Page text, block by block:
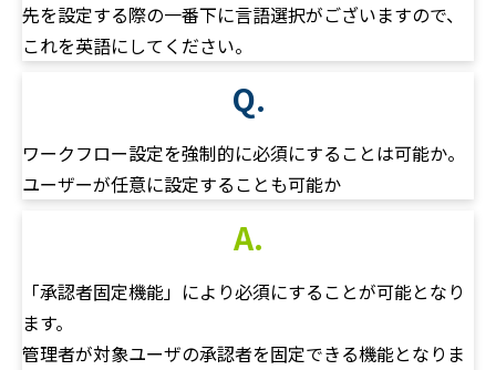
先を設定する際の一番下に言語選択がございますので、
これを英語にしてください。
Q.
ワークフロー設定を強制的に必須にすることは可能か。
ユーザーが任意に設定することも可能か
A.
「承認者固定機能」により必須にすることが可能となり
ます。
管理者が対象ユーザの承認者を固定できる機能となりま